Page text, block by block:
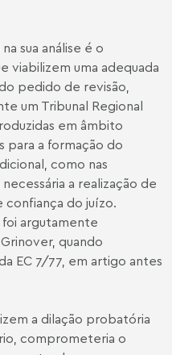
sua análise é o
viabilizem uma adequada
pedido de revisão,
um Tribunal Regional
em âmbito
para a formação do
como nas
a realização de
do juízo.
argutamente
quando
EC 7/77, em artigo antes
a dilação probatória
comprometeria o